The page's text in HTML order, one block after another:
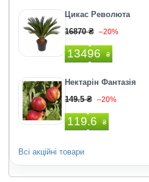
Цикас Революта
16870 ₴ –20%
13496 ₴
Нектарін Фантазія
149.5 ₴ –20%
119.6 ₴
Всі акційні товари